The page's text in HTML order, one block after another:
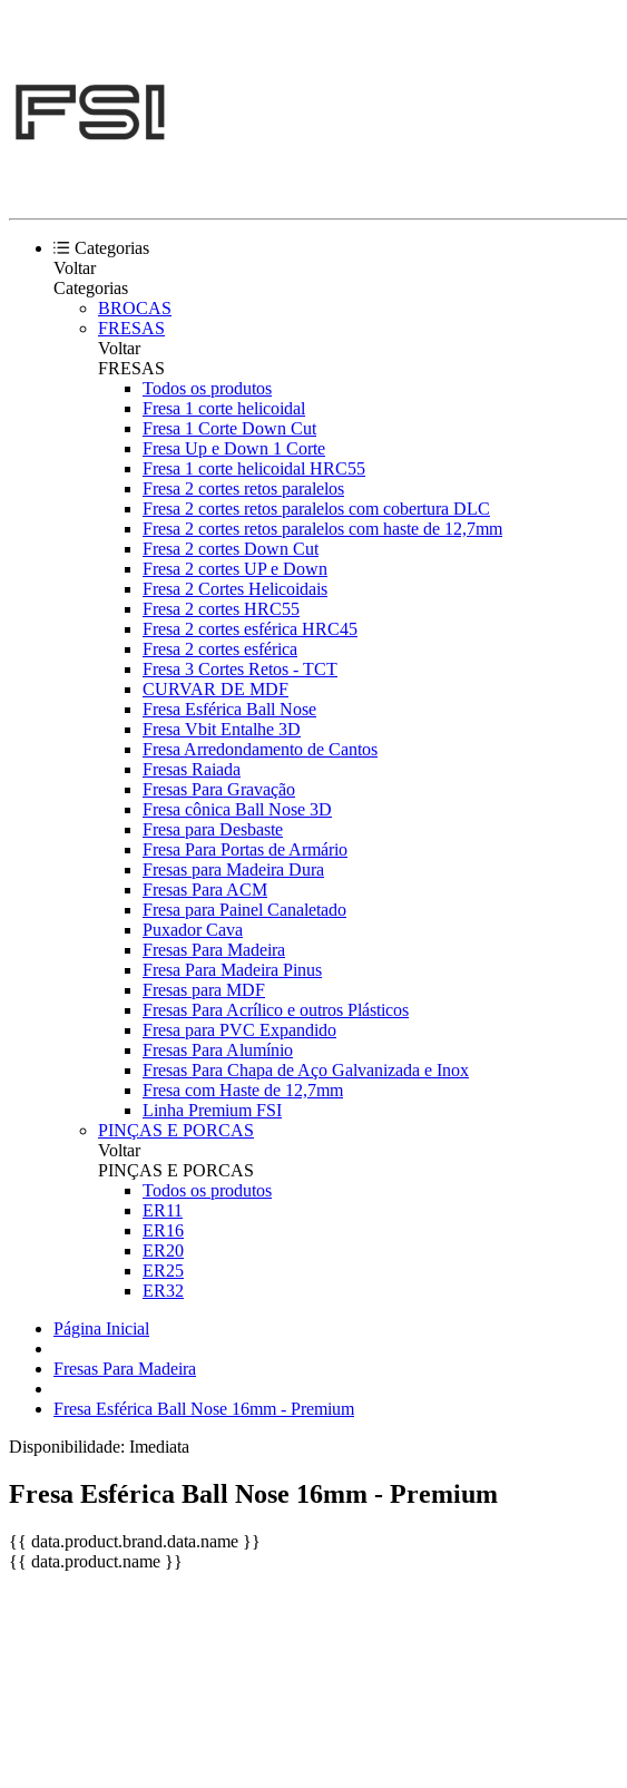
Categorias
Voltar
Categorias
BROCAS
FRESAS
Voltar
FRESAS
Todos os produtos
Fresa 1 corte helicoidal
Fresa 1 Corte Down Cut
Fresa Up e Down 1 Corte
Fresa 1 corte helicoidal HRC55
Fresa 2 cortes retos paralelos
Fresa 2 cortes retos paralelos com cobertura DLC
Fresa 2 cortes retos paralelos com haste de 12,7mm
Fresa 2 cortes Down Cut
Fresa 2 cortes UP e Down
Fresa 2 Cortes Helicoidais
Fresa 2 cortes HRC55
Fresa 2 cortes esférica HRC45
Fresa 2 cortes esférica
Fresa 3 Cortes Retos - TCT
CURVAR DE MDF
Fresa Esférica Ball Nose
Fresa Vbit Entalhe 3D
Fresa Arredondamento de Cantos
Fresas Raiada
Fresas Para Gravação
Fresa cônica Ball Nose 3D
Fresa para Desbaste
Fresa Para Portas de Armário
Fresas para Madeira Dura
Fresas Para ACM
Fresa para Painel Canaletado
Puxador Cava
Fresas Para Madeira
Fresa Para Madeira Pinus
Fresas para MDF
Fresas Para Acrílico e outros Plásticos
Fresa para PVC Expandido
Fresas Para Alumínio
Fresas Para Chapa de Aço Galvanizada e Inox
Fresa com Haste de 12,7mm
Linha Premium FSI
PINÇAS E PORCAS
Voltar
PINÇAS E PORCAS
Todos os produtos
ER11
ER16
ER20
ER25
ER32
Página Inicial
Fresas Para Madeira
Fresa Esférica Ball Nose 16mm - Premium
Disponibilidade: Imediata
Fresa Esférica Ball Nose 16mm - Premium
{{ data.product.brand.data.name }}
{{ data.product.name }}